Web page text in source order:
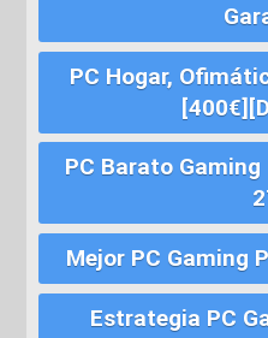
PC Hogar,
PC Barato
Mejor PC Gaming
Estrategia PC